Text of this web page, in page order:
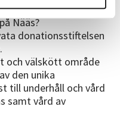
Nääs?
donationsstiftelsen
och välskött område
den unika
till underhåll och vård
samt vård av